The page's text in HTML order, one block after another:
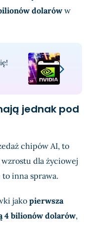
dolarów w
jednak pod
chipów AI, to
dla życiowej
inna sprawa.
jako pierwsza
4 bilionów dolarów,